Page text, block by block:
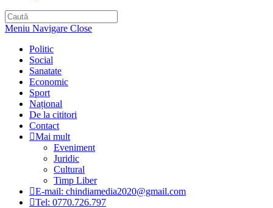
Meniu Navigare Close
Politic
Social
Sanatate
Economic
Sport
Național
De la cititori
Contact
Mai mult
Eveniment
Juridic
Cultural
Timp Liber
E-mail: chindiamedia2020@gmail.com
Tel: 0770.726.797